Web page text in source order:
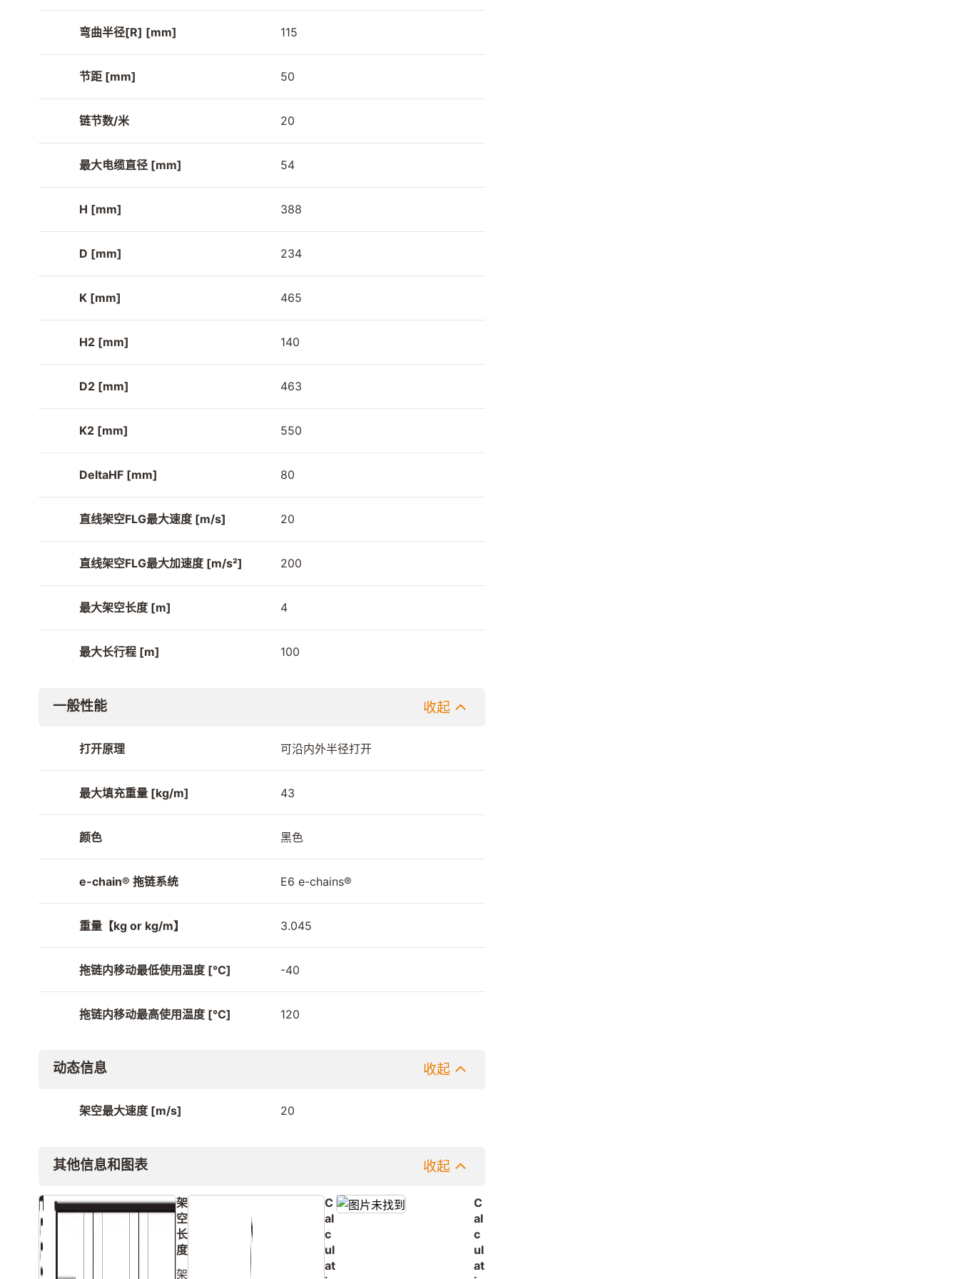
弯曲半径[R] [mm] 115
节距 [mm] 50
链节数/米 20
最大电缆直径 [mm] 54
H [mm] 388
D [mm] 234
K [mm] 465
H2 [mm] 140
D2 [mm] 463
K2 [mm] 550
DeltaHF [mm] 80
直线架空FLG最大速度 [m/s] 20
直线架空FLG最大加速度 [m/s²] 200
最大架空长度 [m] 4
最大长行程 [m] 100
一般性能 收起
打开原理 可沿内外半径打开
最大填充重量 [kg/m] 43
颜色 黑色
e-chain® 拖链系统 E6 e-chains®
重量【kg or kg/m】 3.045
拖链内移动最低使用温度 [°C] -40
拖链内移动最高使用温度 [°C] 120
动态信息 收起
架空最大速度 [m/s] 20
其他信息和图表 收起
架
空
长
度
架
C
al
c
ul
at
C
al
c
ul
at